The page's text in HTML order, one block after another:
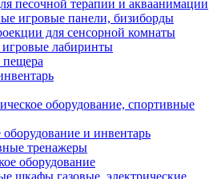
песочной терапии и акваанимации
игровые панели, бизиборды
для сенсорной комнаты
игровые лабиринты
пещера
оборудование, спортивные
и инвентарь
тренажеры
оборудование
шкафы газовые, электрические